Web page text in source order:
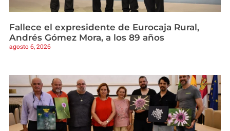
Fallece el expresidente de Eurocaja Rural,
Andrés Gómez Mora, a los 89 años
agosto 6, 2026